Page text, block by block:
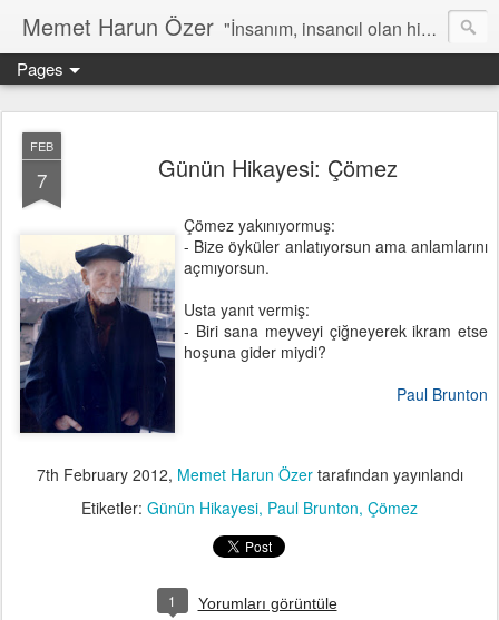
Memet Harun Özer "İnsanım, insancıl olan hiç bir şey bana yabancı kalamaz…" -Terentius
Pages
FEB
7 Günün Hikayesi: Çömez
Çömez yakınıyormuş:
- Bize öyküler anlatıyorsun ama anlamlarını
açmıyorsun.
Usta yanıt vermiş:
- Biri sana meyveyi çiğneyerek ikram etse
hoşuna gider miydi?
Paul Brunton
7th February 2012, Memet Harun Özertarafından yayınlandı
Etiketler: Günün Hikayesi Paul Brunton Çömez
1 Yorumları görüntüle